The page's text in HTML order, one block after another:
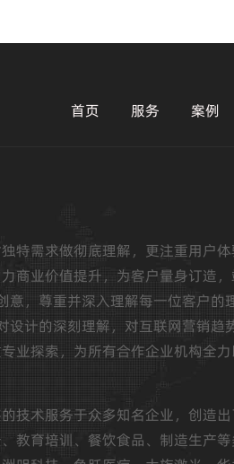
首页 服务 案例
特需求做彻底理解，更注重用户体
商业价值提升，为客户量身订造
意，尊重并深入理解每一位客户的
设计的深刻理解，对互联网营销趋
业探索，为所有合作企业机构全
技术服务于众多知名企业，创造
教育培训、餐饮食品、制造生产